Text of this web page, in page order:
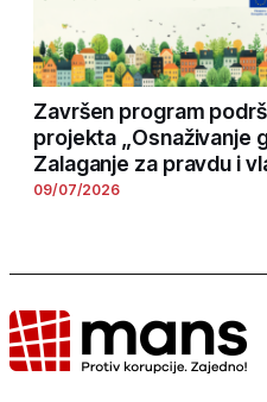
Završen program
projekta „Osnaživanje
Zalaganje za pravdu i
09/07/2026